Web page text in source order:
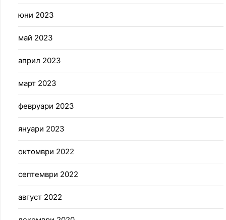
юни 2023
май 2023
април 2023
март 2023
февруари 2023
януари 2023
октомври 2022
септември 2022
август 2022